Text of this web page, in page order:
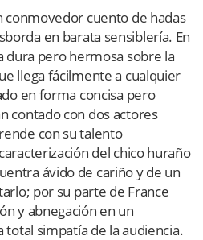
conmovedor cuento de hadas
en barata sensiblería. En
dura pero hermosa sobre la
llega fácilmente a cualquier
en forma concisa pero
contado con dos actores
con su talento
del chico huraño
ávido de cariño y de un
por su parte de France
y abnegación en un
total simpatía de la audiencia.